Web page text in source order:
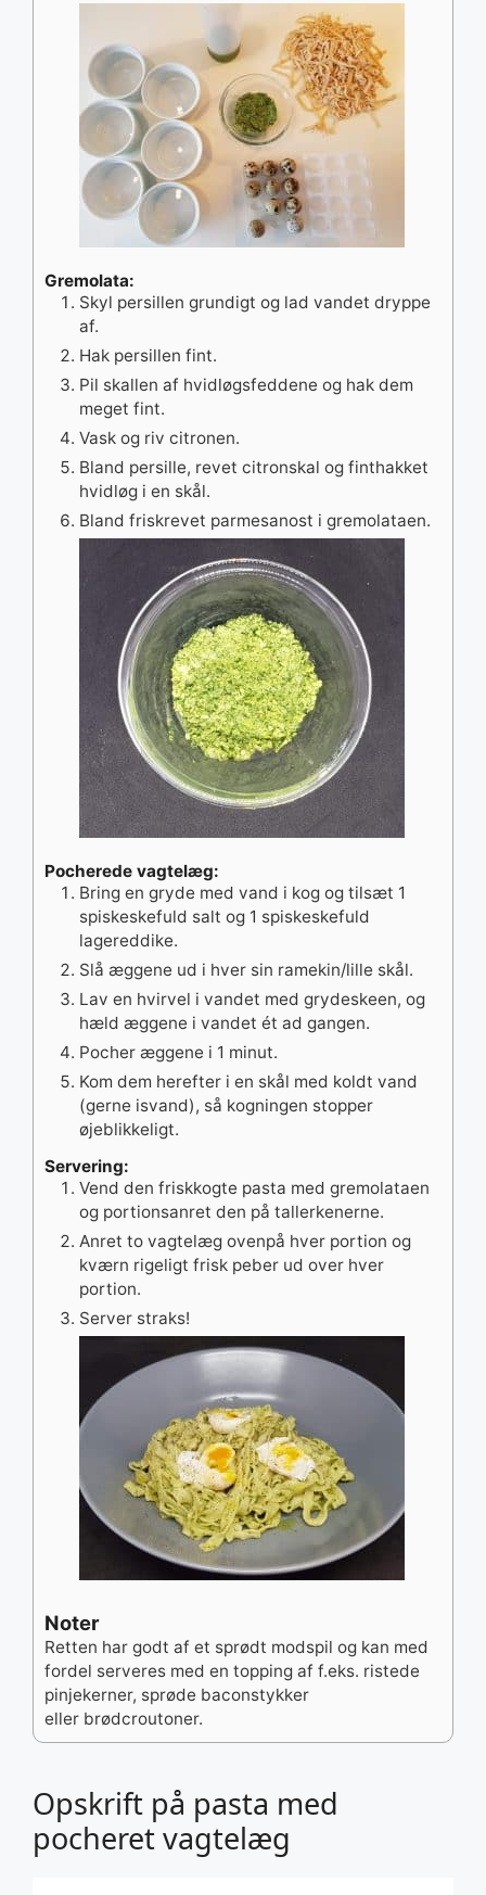
Opskrift på pasta med
pocheret vagtelæg
Gremolata:
Skyl persillen grundigt og lad vandet dryppe
af.
Hak persillen fint.
Pil skallen af hvidløgsfeddene og hak dem
meget fint.
Vask og riv citronen.
Bland persille, revet citronskal og finthakket
hvidløg i en skål.
Bland friskrevet parmesanost i gremolataen.
Pocherede vagtelæg:
Bring en gryde med vand i kog og tilsæt 1
spiskeskefuld salt og 1 spiskeskefuld
lagereddike.
Slå æggene ud i hver sin ramekin/lille skål.
Lav en hvirvel i vandet med grydeskeen, og
hæld æggene i vandet ét ad gangen.
Pocher æggene i 1 minut.
Kom dem herefter i en skål med koldt vand
(gerne isvand), så kogningen stopper
øjeblikkeligt.
Servering:
Vend den friskkogte pasta med gremolataen
og portionsanret den på tallerkenerne.
Anret to vagtelæg ovenpå hver portion og
kværn rigeligt frisk peber ud over hver
portion.
Server straks!
Noter
Retten har godt af et sprødt modspil og kan med
fordel serveres med en topping af f.eks. ristede
pinjekerner, sprøde baconstykker
eller brødcroutoner.